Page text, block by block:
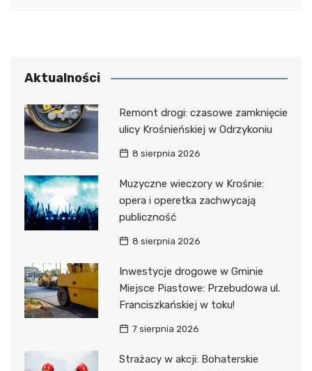
Aktualności
Remont drogi: czasowe zamknięcie
ulicy Krośnieńskiej w Odrzykoniu
8 sierpnia 2026
Muzyczne wieczory w Krośnie:
opera i operetka zachwycają
publiczność
8 sierpnia 2026
Inwestycje drogowe w Gminie
Miejsce Piastowe: Przebudowa ul.
Franciszkańskiej w toku!
7 sierpnia 2026
Strażacy w akcji: Bohaterskie